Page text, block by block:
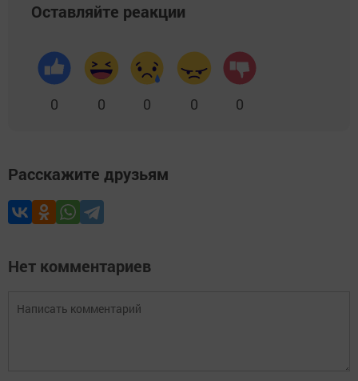
Оставляйте реакции
0 0 0 0 0
Расскажите друзьям
Нет комментариев